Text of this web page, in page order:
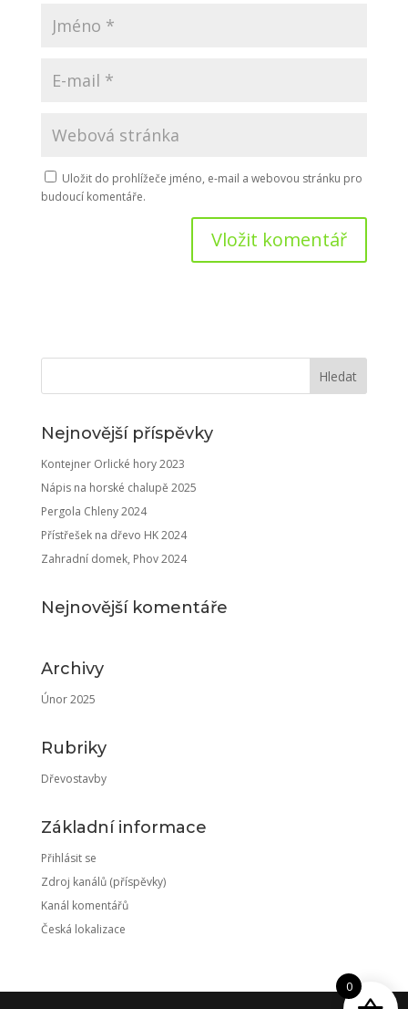
Uložit do prohlížeče jméno, e-mail a webovou stránku pro
budoucí komentáře.
Nejnovější příspěvky
Kontejner Orlické hory 2023
Nápis na horské chalupě 2025
Pergola Chleny 2024
Přístřešek na dřevo HK 2024
Zahradní domek, Phov 2024
Nejnovější komentáře
Archivy
Únor 2025
Rubriky
Dřevostavby
Základní informace
Přihlásit se
Zdroj kanálů (příspěvky)
Kanál komentářů
Česká lokalizace
0